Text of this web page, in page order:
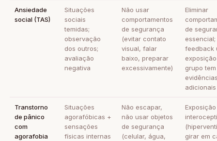
Ansiedade
social (TAS)
Situações
sociais
temidas;
observação
dos outros;
avaliação
negativa
Não usar
comportamentos
de segurança
(evitar contato
visual, falar
baixo, preparar
excessivamente)
Eliminar
de
feedback
grupo tem
adicionais
Transtorno
de pânico
com
agorafobia
Situações
agorafóbicas +
sensações
físicas internas
Não escapar,
não usar objetos
de segurança
(celular, água,
Exposição
girar em